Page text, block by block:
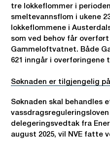
tre lokkeflommer i perioden
smeltevannsflom i ukene
lokkeflommene i
som ved behov får
Gammeloftvatnet. Både
621 inngår i overføringene
Søknaden er tilgjengelig
Søknaden skal behandles
vassdragsreguleringsloven
delegeringsvedtak fra
august 2025, vil NVE fatte